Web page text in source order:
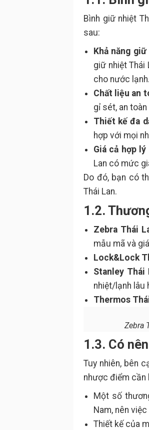
Bình giữ nhiệt
sau:
Khả năng
giữ nhiệt Thái
cho nước lạnh.
Chất liệu an
gỉ sét, an
Thiết kế đa
hợp với mọi
Giá cả hợp lý
Lan có mức
Do đó, bạn có
Thái Lan.
1.2.
Zebra Thái
mẫu mã và
Lock&Lock
Stanley Thái
nhiệt/lạnh lâu
Thermos
Zebra
1.3. Có
Tuy nhiên, bên
nhược điểm cần
Một số
Nam, nên
Thiết kế của